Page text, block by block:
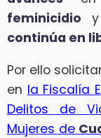
feminicidio y
continúa en
Por ello
en la Fiscalía
Delitos de
Mujeres de